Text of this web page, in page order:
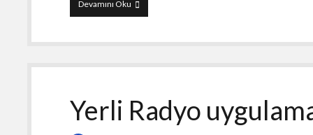
Devamını Oku Pocket
(Formerly
It
Yerli Radyo